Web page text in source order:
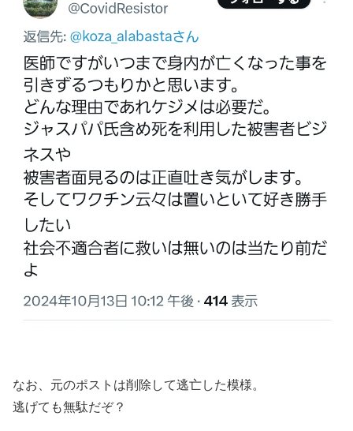
なお、元のポストは削除して逃亡した模様。
逃げても無駄だぞ？